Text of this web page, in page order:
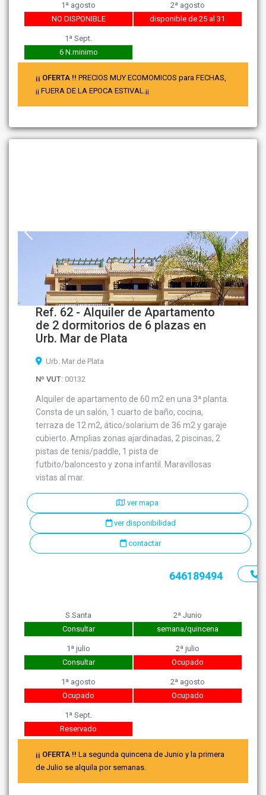
1ª agosto
NO DISPONIBLE
2ª agosto
disponible de 25 al 31
1ª Sept.
6 N.minimo
¡¡ OFERTA !! PRECIOS MUY ECOMOMICOS para FECHAS,
¡¡ FUERA DE LA EPOCA ESTIVAL.¡¡
Ref. 62 - Alquiler de Apartamento
de 2 dormitorios de 6 plazas en
Urb. Mar de Plata
Urb. Mar de Plata
Nº VUT: 00132
Alquiler de apartamento de 60 m2 en una 3ª planta.
Consta de un salón, 1 cuarto de baño, cocina,
terraza de 12 m2, ático/solarium de 36 m2 y garaje
cubierto. Amplias zonas ajardinadas, 2 piscinas, 2
pistas de tenis/paddle, 1 pista de
futbito/baloncesto y zona infantil. Maravillosas
vistas al mar.
ver mapa
ver disponibilidad
contactar
646189494
S.Santa
Consultar
2ª Junio
semana/quincena
1ª julio
Consultar
2ª julio
Ocupado
1ª agosto
Ocupado
2ª agosto
Ocupado
1ª Sept.
Reservado
¡¡ OFERTA !! La segunda quincena de Junio y la primera
de Julio se alquila por semanas.